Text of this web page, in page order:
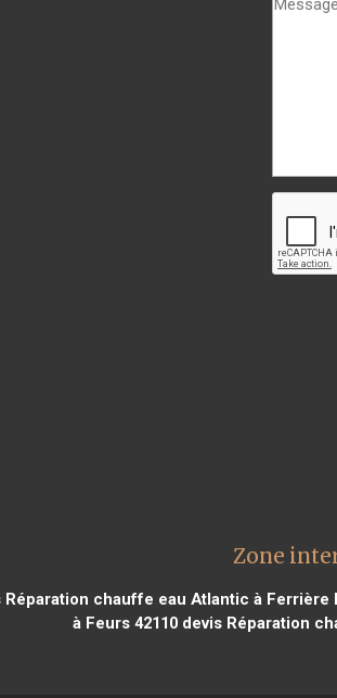
Zone
Réparation chauffe eau Atlantic à Ferrière
à Feurs 42110devis Réparation